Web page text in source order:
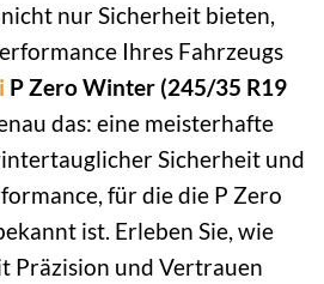
nur Sicherheit bieten,
Ihres Fahrzeugs
P Zero Winter (245/35 R19
das: eine meisterhafte
Sicherheit und
für die die P Zero
ist. Erleben Sie, wie
Präzision und Vertrauen